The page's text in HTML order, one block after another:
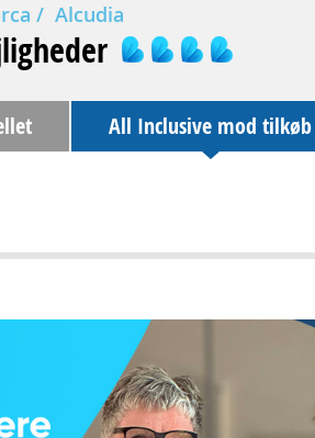
Alcudia
All Inclusive mod tilkøb